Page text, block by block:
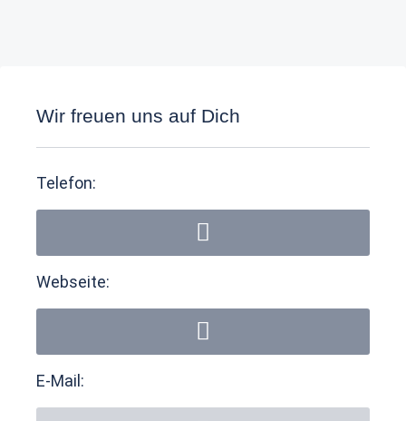
Wir freuen uns auf Dich
Telefon:
Webseite:
E-Mail: